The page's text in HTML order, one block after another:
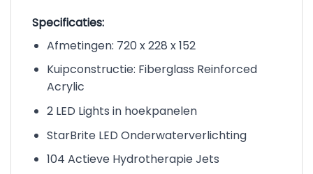
Specificaties:
Afmetingen: 720 x 228 x 152
Kuipconstructie: Fiberglass Reinforced
Acrylic
2 LED Lights in hoekpanelen
StarBrite LED Onderwaterverlichting
104 Actieve Hydrotherapie Jets